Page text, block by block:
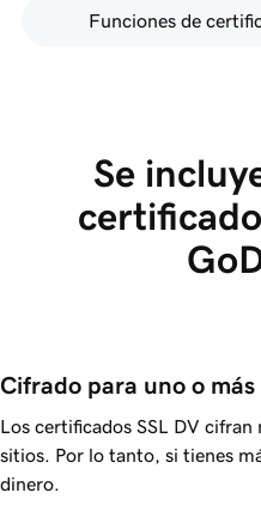
Funciones de
Se
Cifrado para uno o más
Los certificados SSL DV
sitios. Por lo tanto, si tienes
dinero.